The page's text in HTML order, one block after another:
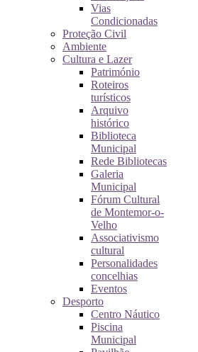
Vias
Condicionadas
Proteção Civil
Ambiente
Cultura e Lazer
Património
Roteiros
turísticos
Arquivo
histórico
Biblioteca
Municipal
Rede Bibliotecas
Galeria
Municipal
Fórum Cultural
de Montemor-o-
Velho
Associativismo
cultural
Personalidades
concelhias
Eventos
Desporto
Centro Náutico
Piscina
Municipal